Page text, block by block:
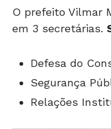
O prefeito Vilmar
em 3 secretárias.
Defesa do
Segurança
Relações